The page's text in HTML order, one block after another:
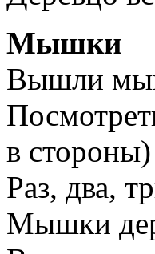
Мышки
Вышли
в стороны)
Раз, два,
Мышки